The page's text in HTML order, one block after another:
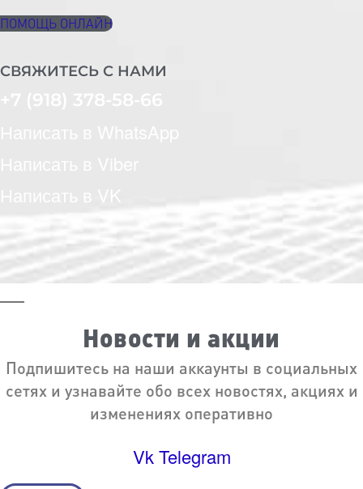
ПОМОЩЬ ОНЛАЙН
СВЯЖИТЕСЬ С НАМИ
Написать в VK
Новости и акции
Подпишитесь на наши аккаунты в социальных
сетях и узнавайте обо всех новостях, акциях и
изменениях оперативно
Vk Telegram